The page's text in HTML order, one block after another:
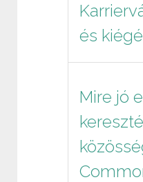
és
Mire jó